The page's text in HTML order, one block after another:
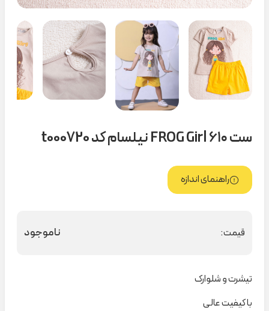
ست FROG Girl ۶۱۰ نیلسام کد t000720
راهنمای اندازه
قیمت: ناموجود
تیشرت و شلوارک
با کیفیت عالی